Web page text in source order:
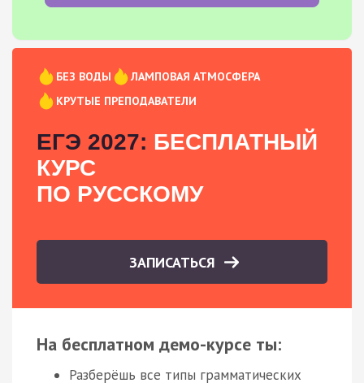
БЕЗ ВОДЫ
ЛАМПОВАЯ АТМОСФЕРА
КРУТЫЕ ПРЕПОДАВАТЕЛИ
ЕГЭ 2027: БЕСПЛАТНЫЙ
КУРС
ПО РУССКОМУ
ЗАПИСАТЬСЯ
На бесплатном демо-курсе ты:
Разберёшь все типы грамматических